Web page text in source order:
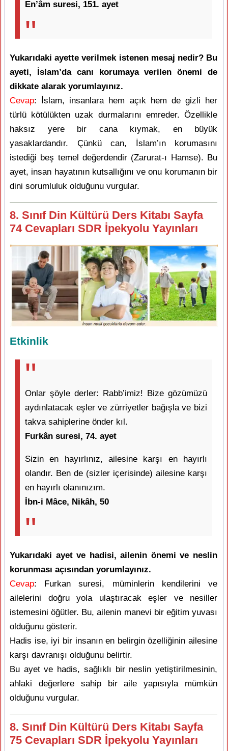
En’âm suresi, 151. ayet
Yukarıdaki ayette verilmek istenen mesaj nedir? Bu
ayeti, İslam’da canı korumaya verilen önemi de
dikkate alarak yorumlayınız.
Cevap: İslam, insanlara hem açık hem de gizli her
türlü kötülükten uzak durmalarını emreder. Özellikle
haksız yere bir cana kıymak, en büyük
yasaklardandır. Çünkü can, İslam’ın korumasını
istediği beş temel değerdendir (Zarurat-ı Hamse). Bu
ayet, insan hayatının kutsallığını ve onu korumanın bir
dini sorumluluk olduğunu vurgular.
8. Sınıf Din Kültürü Ders Kitabı Sayfa
74 Cevapları SDR İpekyolu Yayınları
Etkinlik
Onlar şöyle derler: Rabb’imiz! Bize gözümüzü
aydınlatacak eşler ve zürriyetler bağışla ve bizi
takva sahiplerine önder kıl.
Furkân suresi, 74. ayet
Sizin en hayırlınız, ailesine karşı en hayırlı
olandır. Ben de (sizler içerisinde) ailesine karşı
en hayırlı olanınızım.
İbn-i Mâce, Nikâh, 50
Yukarıdaki ayet ve hadisi, ailenin önemi ve neslin
korunması açısından yorumlayınız.
Cevap: Furkan suresi, müminlerin kendilerini ve
ailelerini doğru yola ulaştıracak eşler ve nesiller
istemesini öğütler. Bu, ailenin manevi bir eğitim yuvası
olduğunu gösterir.
Hadis ise, iyi bir insanın en belirgin özelliğinin ailesine
karşı davranışı olduğunu belirtir.
Bu ayet ve hadis, sağlıklı bir neslin yetiştirilmesinin,
ahlaki değerlere sahip bir aile yapısıyla mümkün
olduğunu vurgular.
8. Sınıf Din Kültürü Ders Kitabı Sayfa
75 Cevapları SDR İpekyolu Yayınları